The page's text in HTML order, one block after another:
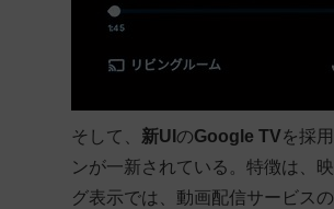
そして、 新UI のGoogle TVを採
ンが一新されている。特徴は、
グ表示では、動画配信サービス